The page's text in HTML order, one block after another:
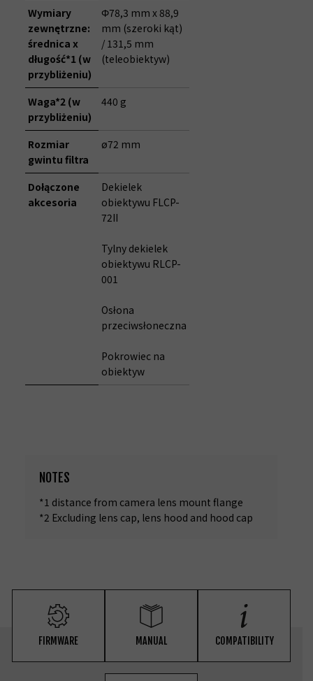
Wymiary
zewnętrzne:
średnica x
długość*1 (w
przybliżeniu)
Φ78,3 mm x 88,9
mm (szeroki kąt)
/ 131,5 mm
(teleobiektyw)
Waga*2 (w
przybliżeniu)
440 g
Rozmiar
gwintu filtra
ø72 mm
Dołączone
akcesoria
Dekielek
obiektywu FLCP-
72II
Tylny dekielek
obiektywu RLCP-
001
Osłona
przeciwsłoneczna
Pokrowiec na
obiektyw
NOTES
*1 distance from camera lens mount flange
*2 Excluding lens cap, lens hood and hood cap
FIRMWARE MANUAL COMPATIBILITY